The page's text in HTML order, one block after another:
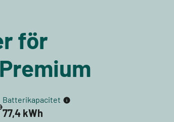
för
Batterikapacitet
77,4 kWh